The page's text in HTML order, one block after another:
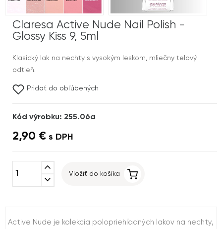
Claresa Active Nude Nail Polish -
Glossy Kiss 9, 5ml
Klasický lak na nechty s vysokým leskom, mliečny telový
odtieň.
Pridať do obľúbených
Kód výrobku: 255.06a
2,90 € s DPH
expand_less
expand_more
Vložiť do košíka
Active Nude je kolekcia polopriehľadných lakov na nechty,